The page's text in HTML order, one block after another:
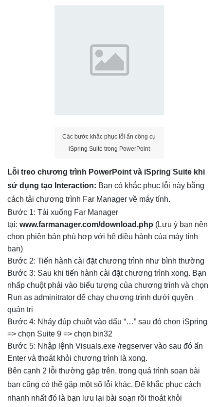
Các bước khắc phục lỗi ẩn công cụ
iSpring Suite trong PowerPoint
Lỗi treo chương trình PowerPoint và iSpring Suite khi
sử dụng tạo Interaction: Bạn có khắc phục lỗi này bằng
cách tải chương trình Far Manager về máy tính.
Bước 1: Tải xuống Far Manager
tại: www.farmanager.com/download.php (Lưu ý bạn nên
chọn phiên bản phù hợp với hệ điều hành của máy tính
bạn)
Bước 2: Tiến hành cài đặt chương trình như bình thường
Bước 3: Sau khi tiến hành cài đặt chương trình xong. Bạn
nhấp chuột phải vào biểu tượng của chương trình và chọn
Run as adminitrator để chạy chương trình dưới quyền
quản trị
Bước 4: Nháy đúp chuột vào dấu “…” sau đó chọn iSpring
=> chọn Suite 9 => chọn bin32
Bước 5: Nhập lệnh Visuals.exe /regserver vào sau đó ấn
Enter và thoát khỏi chương trình là xong.
Bên cạnh 2 lỗi thường gặp trên, trong quá trình soạn bài
bạn cũng có thể gặp một số lỗi khác. Để khắc phục cách
nhanh nhất đó là bạn lưu lại bài soạn rồi thoát khỏi